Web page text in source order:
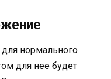
нормального
для нее будет